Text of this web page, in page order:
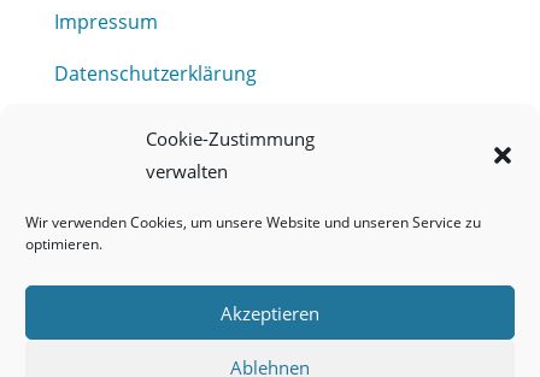
Cookie-Zustimmung
verwalten
Wir verwenden Cookies, um unsere Website und unseren Service zu
optimieren.
Akzeptieren
Ablehnen
Impressum
Datenschutzerklärung
Haftungsausschluss
Barrierefreiheitserklärung
Meldestelle (HinSchG) des Erftverbandes
Onlineportal Grundwassernutzung